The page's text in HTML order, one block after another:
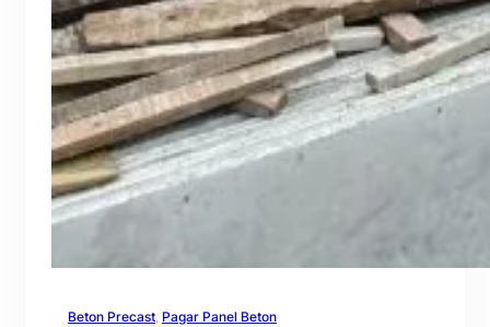
Beton Precast, Pagar Panel Beton